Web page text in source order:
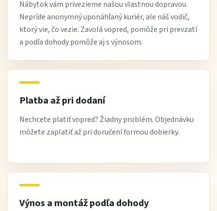
Nábytok vám privezieme našou vlastnou dopravou.
Nepríde anonymný uponáhľaný kuriér, ale náš vodič,
ktorý vie, čo vezie. Zavolá vopred, pomôže pri prevzatí
a podľa dohody pomôže aj s výnosom.
Platba až pri dodaní
Nechcete platiť vopred? Žiadny problém. Objednávku
môžete zaplatiť až pri doručení formou dobierky.
Výnos a montáž podľa dohody